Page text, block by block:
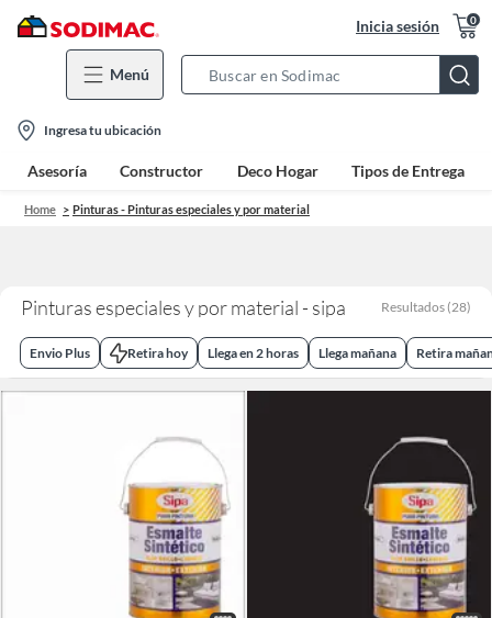
Inicia sesión 0
Menú
Bar
location-
icon
Ingresa tu ubicación
Asesoría Constructor Deco Hogar Tipos de Entrega
Home Pinturas - Pinturas especiales y por material
Pinturas especiales y por material - sipa Resultados (28)
Envio Plus Retira hoy Llega en 2 horas Llega mañana Retira